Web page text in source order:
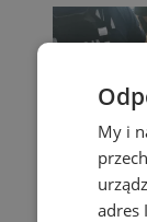
My i
adres